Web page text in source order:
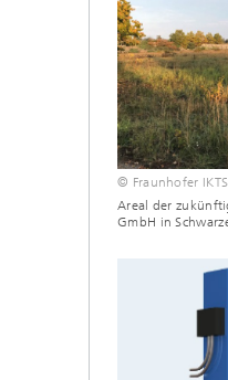
© Fraunhofer IKTS
Areal der
GmbH in